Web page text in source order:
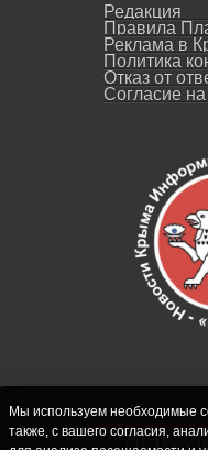
Редакция
Правила
Реклама в
Политика
Отказ от
Согласие
СИ
Мы используем необходимые
также, с вашего согласия,